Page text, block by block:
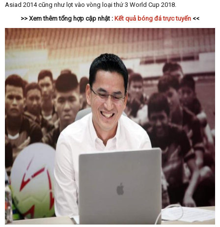
Asiad 2014 cũng như lọt vào vòng loại thứ 3 World Cup 2018.
>> Xem thêm tổng hợp cập nhật : Kết quả bóng đá trực tuyến <<